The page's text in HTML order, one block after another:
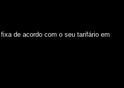
de acordo com o seu tarifário em